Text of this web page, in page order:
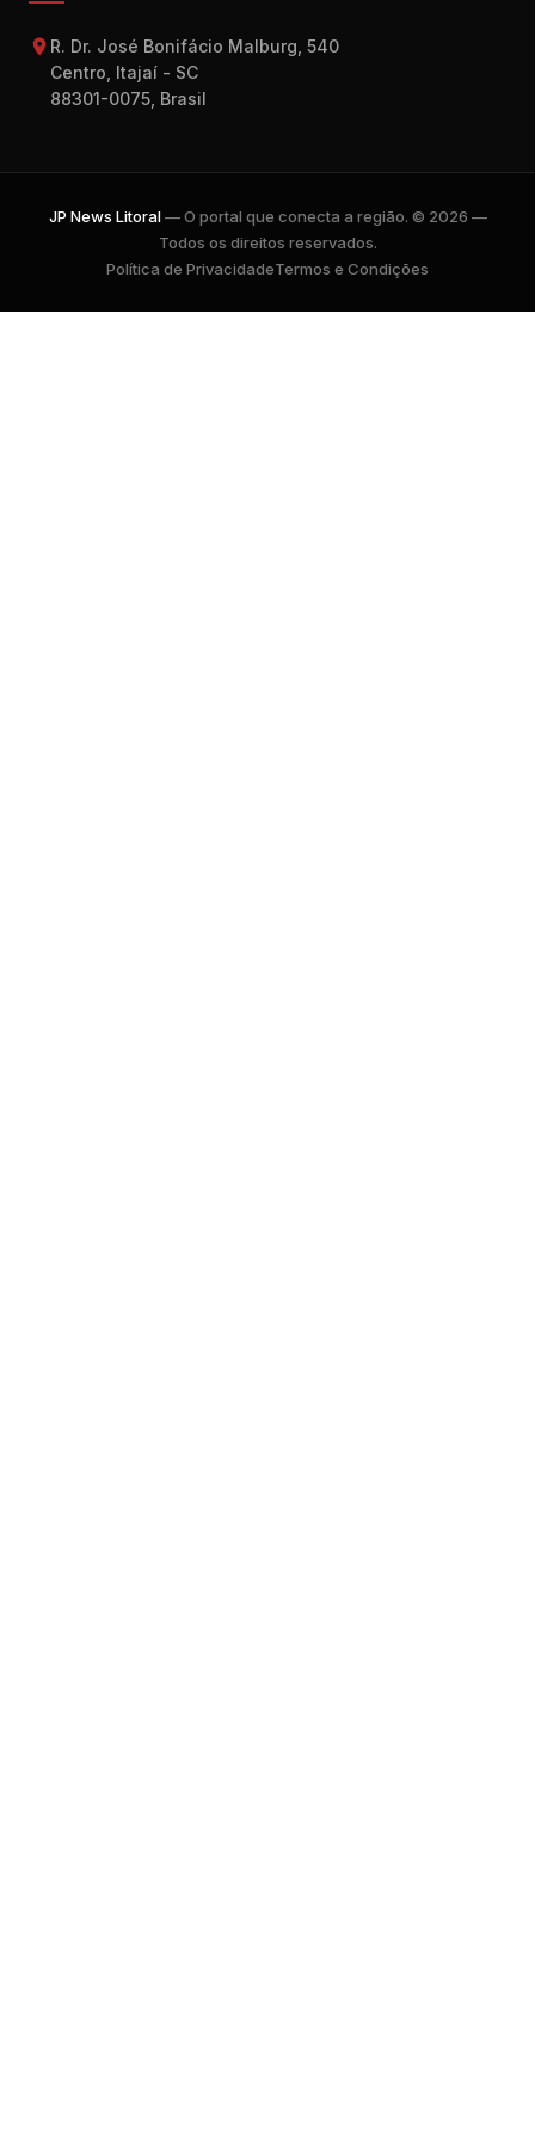
R. Dr. José Bonifácio Malburg, 540
Centro, Itajaí - SC
88301-0075, Brasil
JP News Litoral— O portal que conecta a região. © 2026 —
Todos os direitos reservados.
Política de PrivacidadeTermos e Condições